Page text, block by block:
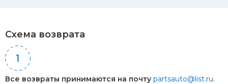
Схема возврата
Все возвраты принимаются на почту partsauto@list.ru.